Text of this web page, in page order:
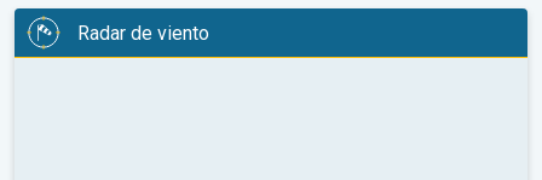
Radar de viento